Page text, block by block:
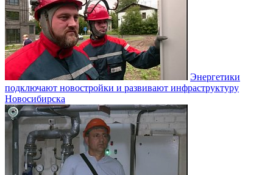
Энергетики
подключают новостройки и развивают инфраструктуру
Новосибирска